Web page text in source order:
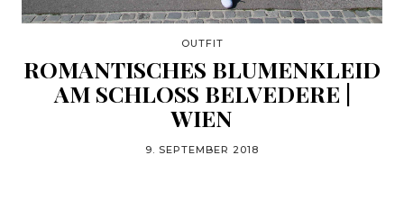
OUTFIT
ROMANTISCHES BLUMENKLEID
AM SCHLOSS BELVEDERE |
WIEN
9. SEPTEMBER 2018